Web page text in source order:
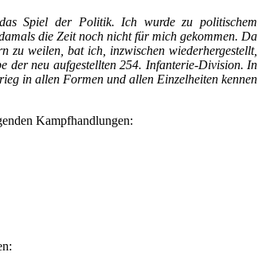
Spiel der Politik. Ich wurde zu politischem
die Zeit noch nicht für mich gekommen. Da
zu weilen, bat ich, inzwischen wiederhergestellt,
der neu aufgestellten 254. Infanterie-Division. In
in allen Formen und allen Einzelheiten kennen
Kampfhandlungen: